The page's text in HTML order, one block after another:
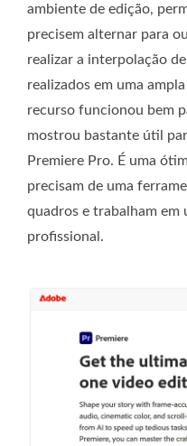
ambiente de edição,
precisem alternar para
realizar a interpolação
realizados em uma
recurso funcionou bem
mostrou bastante útil
Premiere Pro. É uma
precisam de uma
quadros e trabalham em
profissional.